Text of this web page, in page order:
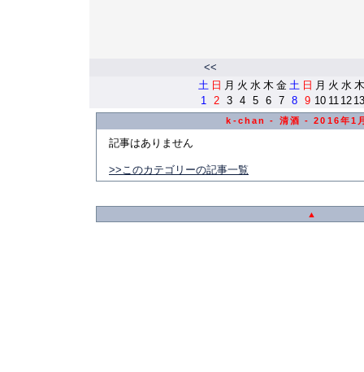
<<
土 日 月 火 水 木 金 土 日 月 火 水 木
1
2 3 4 5 6 7 8 9 10 11 12 13
k-chan - 清酒 - 2016年1
記事はありません
>>このカテゴリーの記事一覧
▲